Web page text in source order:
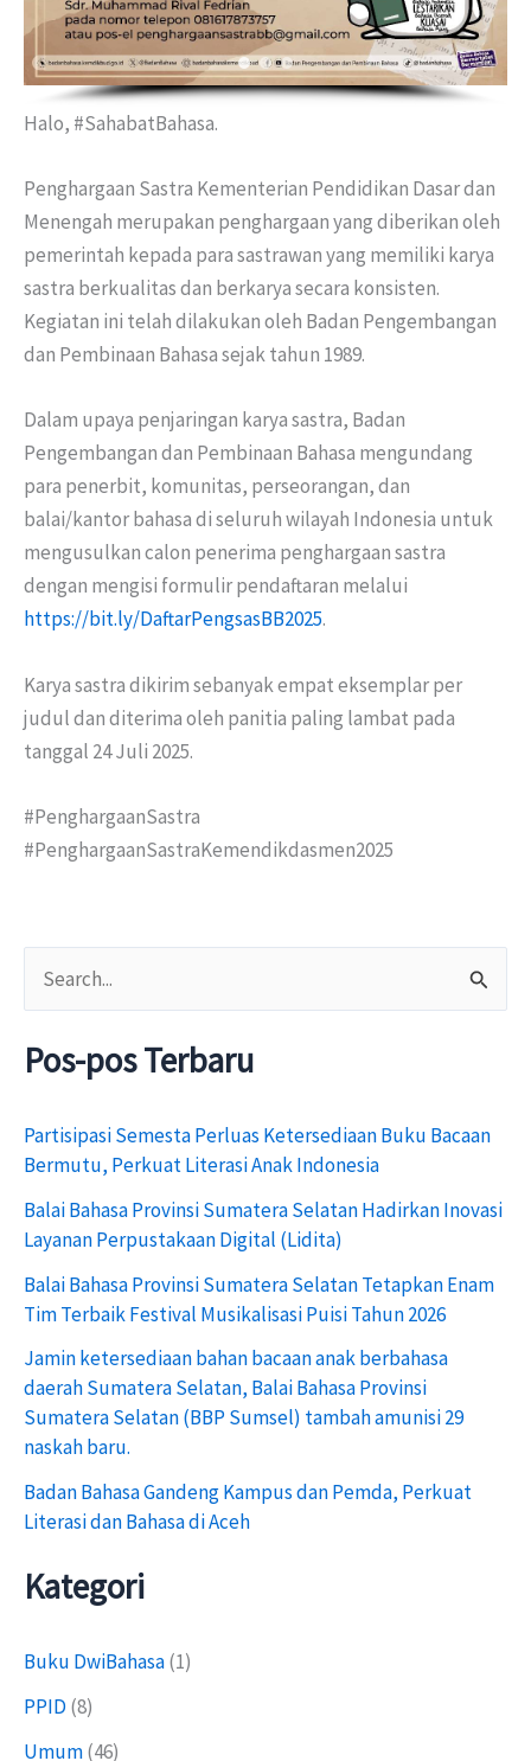
Halo, #SahabatBahasa.
Penghargaan Sastra Kementerian Pendidikan Dasar dan
Menengah merupakan penghargaan yang diberikan oleh
pemerintah kepada para sastrawan yang memiliki karya
sastra berkualitas dan berkarya secara konsisten.
Kegiatan ini telah dilakukan oleh Badan Pengembangan
dan Pembinaan Bahasa sejak tahun 1989.
Dalam upaya penjaringan karya sastra, Badan
Pengembangan dan Pembinaan Bahasa mengundang
para penerbit, komunitas, perseorangan, dan
balai/kantor bahasa di seluruh wilayah Indonesia untuk
mengusulkan calon penerima penghargaan sastra
dengan mengisi formulir pendaftaran melalui
https://bit.ly/DaftarPengsasBB2025.
Karya sastra dikirim sebanyak empat eksemplar per
judul dan diterima oleh panitia paling lambat pada
tanggal 24 Juli 2025.
#PenghargaanSastra
#PenghargaanSastraKemendikdasmen2025
u
t
k
Pos-pos Terbaru
Partisipasi Semesta Perluas Ketersediaan Buku Bacaan
Bermutu, Perkuat Literasi Anak Indonesia
Balai Bahasa Provinsi Sumatera Selatan Hadirkan Inovasi
Layanan Perpustakaan Digital (Lidita)
Balai Bahasa Provinsi Sumatera Selatan Tetapkan Enam
Tim Terbaik Festival Musikalisasi Puisi Tahun 2026
Jamin ketersediaan bahan bacaan anak berbahasa
daerah Sumatera Selatan, Balai Bahasa Provinsi
Sumatera Selatan (BBP Sumsel) tambah amunisi 29
naskah baru.
Badan Bahasa Gandeng Kampus dan Pemda, Perkuat
Literasi dan Bahasa di Aceh
Kategori
Buku DwiBahasa(1)
PPID (8)
Umum(46)